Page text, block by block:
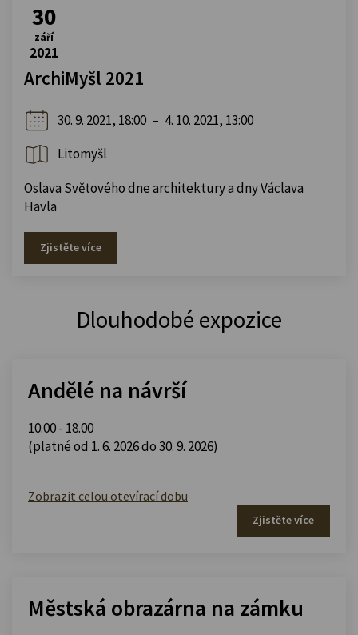
30
září
2021
ArchiMyšl 2021
30. 9. 2021, 18:00 – 4. 10. 2021, 13:00
Litomyšl
Oslava Světového dne architektury a dny Václava
Havla
Zjistěte více
Dlouhodobé expozice
Andělé na návrší
10.00 - 18.00
(platné od 1. 6. 2026 do 30. 9. 2026)
Zobrazit celou otevírací dobu
Zjistěte více
Městská obrazárna na zámku